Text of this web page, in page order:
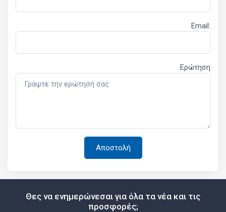
Email:
Ερώτηση
Θες να ενημερώνεσαι για όλα τα νέα και τις
προσφορές;